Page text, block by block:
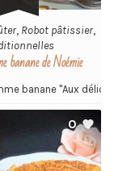
, Robot pâtissier,
banane de Noémie
banane "Aux
0